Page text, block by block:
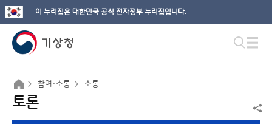
이 누리집은 대한민국 공식 전자정부 누리집입니다.
참여·소통 소통
토론